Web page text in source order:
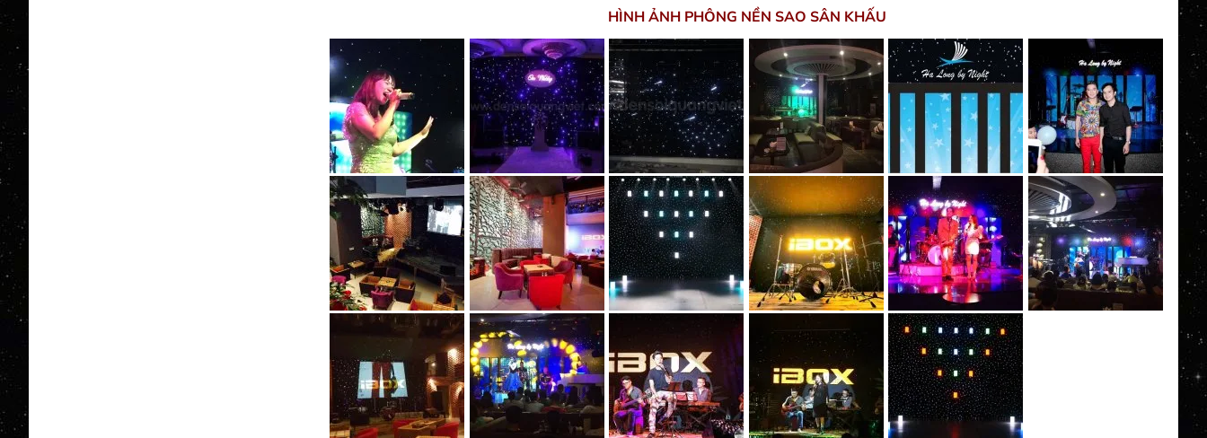
HÌNH ẢNH PHÔNG NỀN SAO SÂN KHẤU